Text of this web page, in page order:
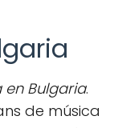
en Bulgaria.
de música